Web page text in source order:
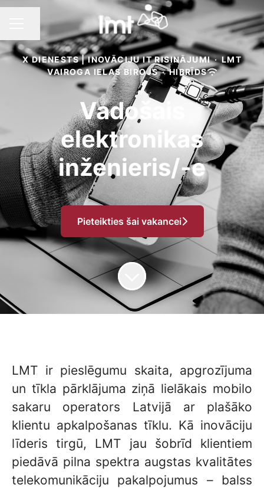
KARJERAS IZVĒLNE
Dalīties ar lapu
X DIENESTS | INOVĀCIJU IT RISINĀJUMI · LMT
VAIROGA IELAS BIROJS · HIBRĪDS
Vadošais
elektronikas
inženieris/-e
Pieteikties šai vakancei
LMT ir pieslēgumu skaita, apgrozījuma
un tīkla pārklājuma ziņā lielākais mobilo
sakaru operators Latvijā ar plašāko
klientu apkalpošanas tīklu. Kā inovāciju
līderis tirgū, LMT jau šobrīd klientiem
piedāvā pilna spektra augstas kvalitātes
telekomunikāciju pakalpojumus – balss